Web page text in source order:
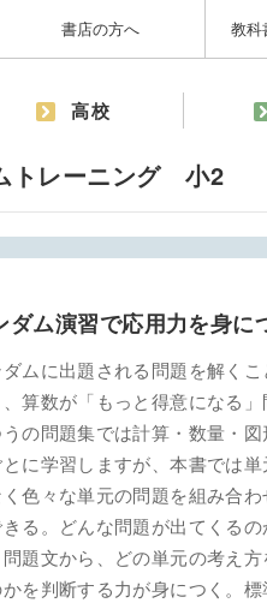
書店の方へ 教科
高校
トレーニング 小2
ダム演習で応用力を身に
ムに出題される問題を解く
算数が「もっと得意になる」
の問題集では計算・数量・
に学習しますが、本書では
色々な単元の問題を組み合
る。どんな問題が出てくる
題文から、どの単元の考え
を判断する力が身につく。